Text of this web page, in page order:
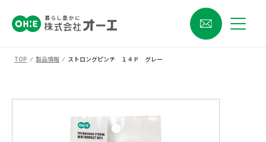
TOP ⁄ 製品情報 ⁄ ストロングピンチ １４Ｐ グレー